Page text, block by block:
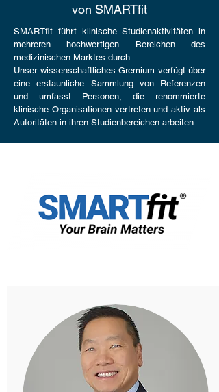
von SMARTfit
SMARTfit führt klinische Studienaktivitäten in
mehreren hochwertigen Bereichen des
medizinischen Marktes durch.
Unser wissenschaftliches Gremium verfügt über
eine erstaunliche Sammlung von Referenzen
und umfasst Personen, die renommierte
klinische Organisationen vertreten und aktiv als
Autoritäten in ihren Studienbereichen arbeiten.